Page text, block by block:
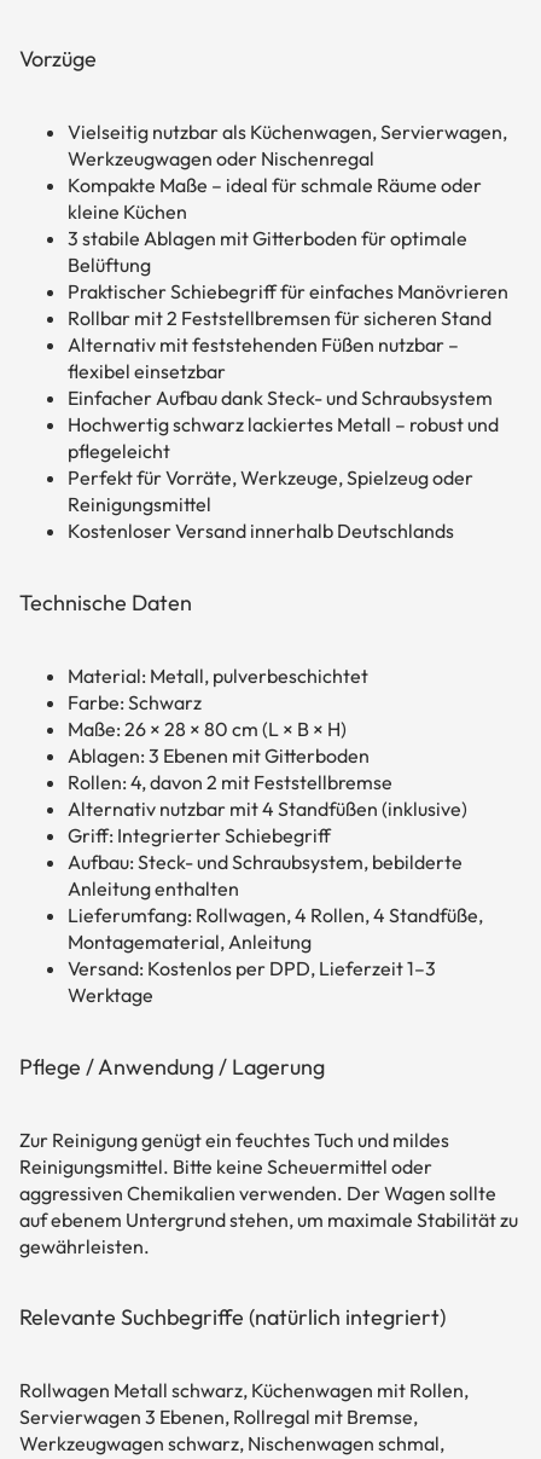
Vorzüge
Vielseitig nutzbar als Küchenwagen, Servierwagen,
Werkzeugwagen oder Nischenregal
Kompakte Maße – ideal für schmale Räume oder
kleine Küchen
3 stabile Ablagen mit Gitterboden für optimale
Belüftung
Praktischer Schiebegriff für einfaches Manövrieren
Rollbar mit 2 Feststellbremsen für sicheren Stand
Alternativ mit feststehenden Füßen nutzbar –
flexibel einsetzbar
Einfacher Aufbau dank Steck- und Schraubsystem
Hochwertig schwarz lackiertes Metall – robust und
pflegeleicht
Perfekt für Vorräte, Werkzeuge, Spielzeug oder
Reinigungsmittel
Kostenloser Versand innerhalb Deutschlands
Technische Daten
Material: Metall, pulverbeschichtet
Farbe: Schwarz
Maße: 26 × 28 × 80 cm (L × B × H)
Ablagen: 3 Ebenen mit Gitterboden
Rollen: 4, davon 2 mit Feststellbremse
Alternativ nutzbar mit 4 Standfüßen (inklusive)
Griff: Integrierter Schiebegriff
Aufbau: Steck- und Schraubsystem, bebilderte
Anleitung enthalten
Lieferumfang: Rollwagen, 4 Rollen, 4 Standfüße,
Montagematerial, Anleitung
Versand: Kostenlos per DPD, Lieferzeit 1–3
Werktage
Pflege / Anwendung / Lagerung
Zur Reinigung genügt ein feuchtes Tuch und mildes
Reinigungsmittel. Bitte keine Scheuermittel oder
aggressiven Chemikalien verwenden. Der Wagen sollte
auf ebenem Untergrund stehen, um maximale Stabilität zu
gewährleisten.
Relevante Suchbegriffe (natürlich integriert)
Rollwagen Metall schwarz, Küchenwagen mit Rollen,
Servierwagen 3 Ebenen, Rollregal mit Bremse,
Werkzeugwagen schwarz, Nischenwagen schmal,